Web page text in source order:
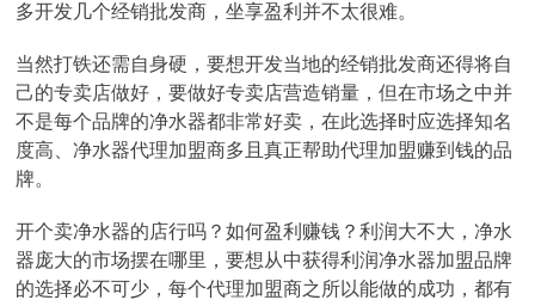
多开发几个经销批发商，坐享盈利并不太很难。
当然打铁还需自身硬，要想开发当地的经销批发商还得将自
己的专卖店做好，要做好专卖店营造销量，但在市场之中并
不是每个品牌的净水器都非常好卖，在此选择时应选择知名
度高、净水器代理加盟商多且真正帮助代理加盟赚到钱的品
牌。
开个卖净水器的店行吗？如何盈利赚钱？利润大不大，净水
器庞大的市场摆在哪里，要想从中获得利润净水器加盟品牌
的选择必不可少，每个代理加盟商之所以能做的成功，都有